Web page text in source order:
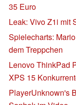
35 Euro
Leak: Vivo Z1i mit
Spielecharts:
dem Treppchen
Lenovo ThinkPad
XPS 15
PlayerUnknown's